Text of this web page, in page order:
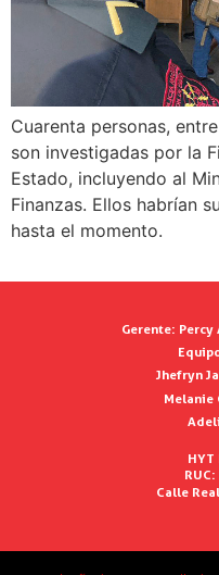
Cuarenta personas,
son investigadas por la
Estado, incluyendo al
Finanzas. Ellos habrían
hasta el momento.
Gerente: Percy
Jhefryn
Melanie
HYT
Calle